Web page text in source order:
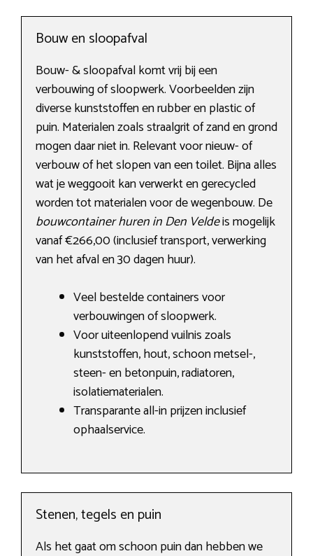
Bouw en sloopafval
Bouw- & sloopafval komt vrij bij een
verbouwing of sloopwerk. Voorbeelden zijn
diverse kunststoffen en rubber en plastic of
puin. Materialen zoals straalgrit of zand en grond
mogen daar niet in. Relevant voor nieuw- of
verbouw of het slopen van een toilet. Bijna alles
wat je weggooit kan verwerkt en gerecycled
worden tot materialen voor de wegenbouw. De
bouwcontainer huren in Den Veldeis mogelijk
vanaf €266,00 (inclusief transport, verwerking
van het afval en 30 dagen huur).
Veel bestelde containers voor
verbouwingen of sloopwerk.
Voor uiteenlopend vuilnis zoals
kunststoffen, hout, schoon metsel-,
steen- en betonpuin, radiatoren,
isolatiematerialen.
Transparante all-in prijzen inclusief
ophaalservice.
Stenen, tegels en puin
Als het gaat om schoon puin dan hebben we